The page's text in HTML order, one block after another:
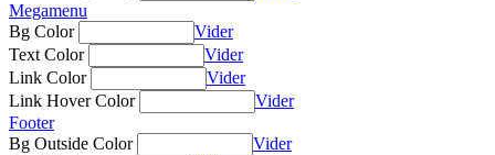
Megamenu
Bg Color
Vider
Text Color
Vider
Link Color
Vider
Link Hover Color
Vider
Footer
Bg Outside Color
Vider